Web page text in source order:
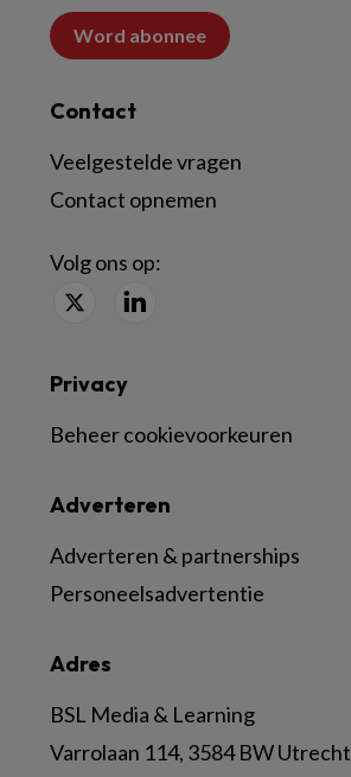
Word abonnee
Contact
Veelgestelde vragen
Contact opnemen
Volg ons op:
Adres
BSL Media & Learning
Varrolaan 114, 3584 BW Utrecht
Adverteren
Adverteren & partnerships
Personeelsadvertentie
Privacy
Beheer cookievoorkeuren